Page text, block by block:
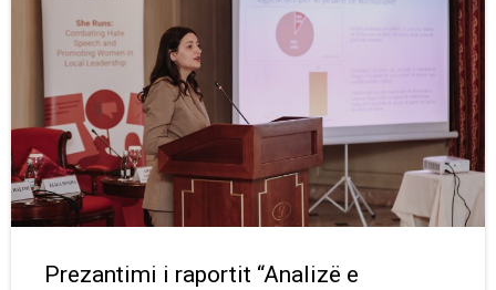
Prezantimi i raportit “Analizë e